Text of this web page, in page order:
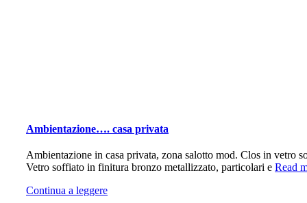
Ambientazione…. casa privata
Ambientazione in casa privata, zona salotto mod. Clos in vetro
Vetro soffiato in finitura bronzo metallizzato, particolari e Read
Continua a leggere